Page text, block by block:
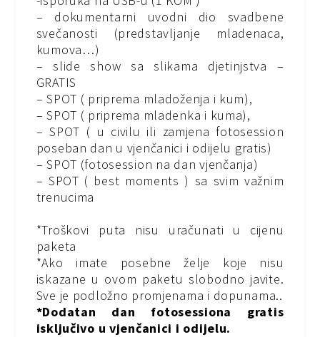
– dokumentarni uvodni dio svadbene
svečanosti (predstavljanje mladenaca,
kumova…)
– slide show sa slikama djetinjstva –
GRATIS
– SPOT ( priprema mladoženja i kum),
– SPOT ( priprema mladenka i kuma),
– SPOT ( u civilu ili zamjena fotosession
poseban dan u vjenčanici i odijelu gratis)
– SPOT (fotosession na dan vjenčanja)
– SPOT ( best moments ) sa svim važnim
trenucima
*Troškovi puta nisu uračunati u cijenu
paketa
*Ako imate posebne želje koje nisu
iskazane u ovom paketu slobodno javite.
Sve je podložno promjenama i dopunama..
*Dodatan dan fotosessiona gratis
isključivo u vjenčanici i odijelu.